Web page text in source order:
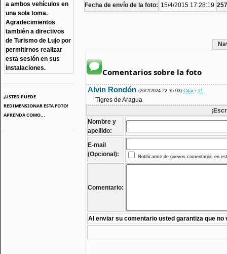
a ambos vehículos en
una sola toma.
Agradecimientos
también a directivos
de Turismo de Lujo por
permitirnos realizar
esta sesión en sus
instalaciones.
¡USTED PUEDE
REDIMENSIONAR ESTA FOTO!
APRENDA COMO...
Fecha de envío de la foto: 15/4/2015 17:28:19
Comentarios sobre la foto
Alvin Rondón (26/2/2024 22:35:03) Citar · #1
Tigres de Aragua
Nombre y
apellido:
E-mail
(Opcional):
Notificarme de nuevos comentarios en
Comentario:
Al enviar su comentario usted garantiza que no